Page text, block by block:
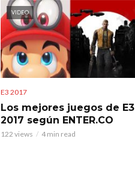
VIDEO
E3 2017
Los mejores juegos de E3
2017 según ENTER.CO
122 views 4 min read